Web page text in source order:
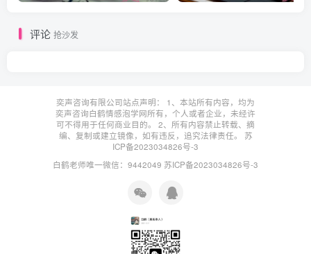
评论 抢沙发
奕声咨询有限公司站点声明： 1、本站所有内容，均为
奕声咨询白鹤情感泡学网所有，个人或者企业，未经许
可不得用于任何商业目的。 2、所有内容禁止转载、摘
编、复制或建立镜像，如有违反，追究法律责任。 苏
ICP备2023034826号-3
白鹤老师唯一微信：9442049 苏ICP备2023034826号-3